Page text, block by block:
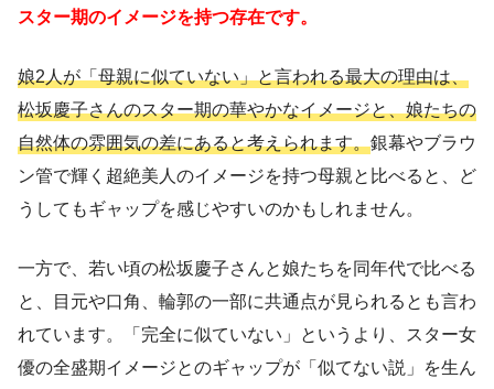
スター期のイメージを持つ存在です。
娘2人が「母親に似ていない」と言われる最大の理由は、
松坂慶子さんのスター期の華やかなイメージと、娘たちの
自然体の雰囲気の差にあると考えられます。銀幕やブラウ
ン管で輝く超絶美人のイメージを持つ母親と比べると、ど
うしてもギャップを感じやすいのかもしれません。
一方で、若い頃の松坂慶子さんと娘たちを同年代で比べる
と、目元や口角、輪郭の一部に共通点が見られるとも言わ
れています。「完全に似ていない」というより、スター女
優の全盛期イメージとのギャップが「似てない説」を生ん